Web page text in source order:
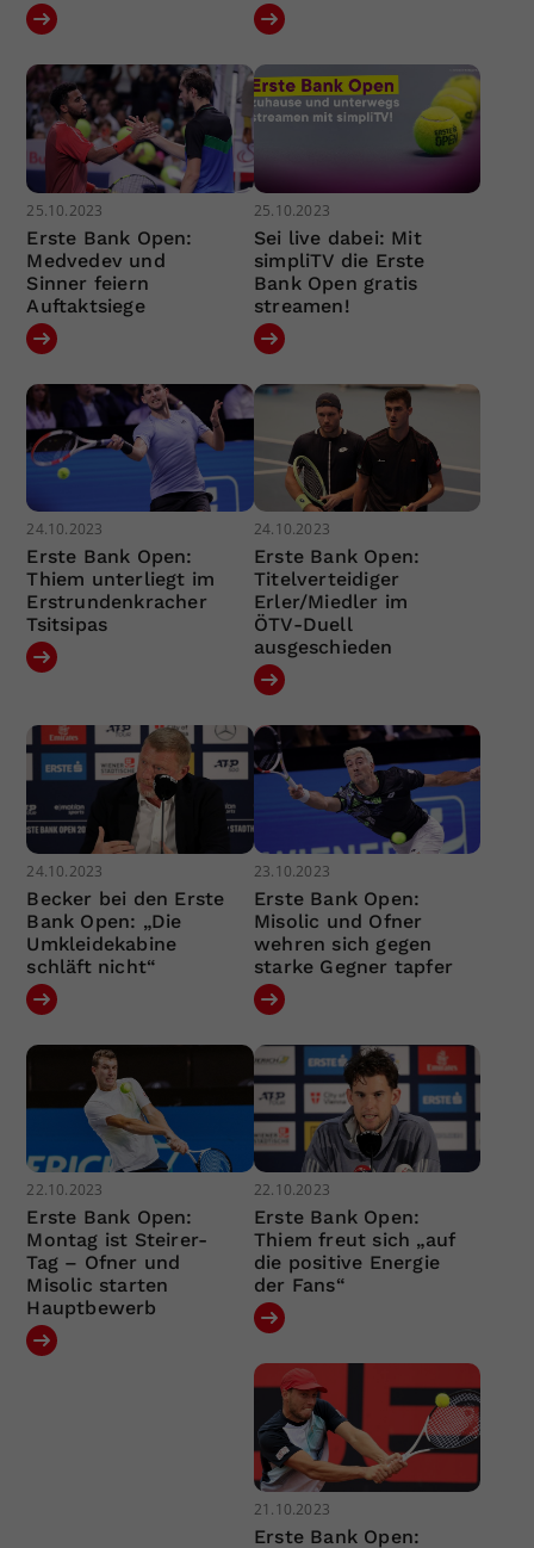
25.10.2023
Erste Bank Open:
Medvedev und
Sinner feiern
Auftaktsiege
25.10.2023
Sei live dabei: Mit
simpliTV die Erste
Bank Open gratis
streamen!
24.10.2023
Erste Bank Open:
Thiem unterliegt im
Erstrundenkracher
Tsitsipas
24.10.2023
Erste Bank Open:
Titelverteidiger
Erler/Miedler im
ÖTV-Duell
ausgeschieden
24.10.2023
Becker bei den Erste
Bank Open: „Die
Umkleidekabine
schläft nicht“
23.10.2023
Erste Bank Open:
Misolic und Ofner
wehren sich gegen
starke Gegner tapfer
22.10.2023
Erste Bank Open:
Montag ist Steirer-
Tag – Ofner und
Misolic starten
Hauptbewerb
22.10.2023
Erste Bank Open:
Thiem freut sich „auf
die positive Energie
der Fans“
21.10.2023
Erste Bank Open: